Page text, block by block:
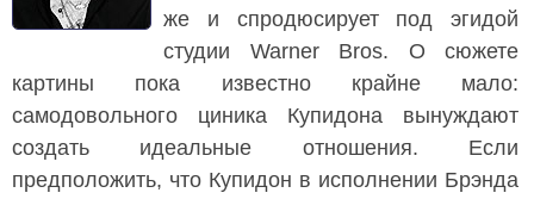
же и спродюсирует под эгидой
студии Warner Bros. О сюжете
картины пока известно крайне мало:
самодовольного циника Купидона вынуждают
создать идеальные отношения. Если
предположить, что Купидон в исполнении Брэнда